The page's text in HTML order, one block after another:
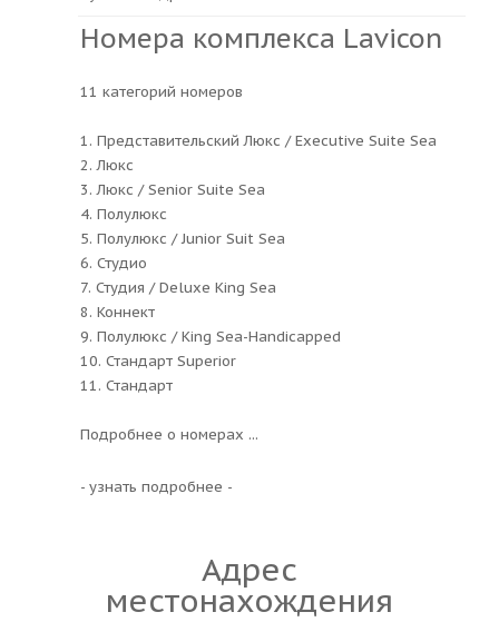
Номера комплекса Lavicon
11 категорий номеров
1. Представительский Люкс / Executive Suite Sea
2. Люкс
3. Люкс / Senior Suite Sea
4. Полулюкс
5. Полулюкс / Junior Suit Sea
6. Студио
7. Студия / Deluxe King Sea
8. Коннект
9. Полулюкс / King Sea-Handicapped
10. Стандарт Superior
11. Стандарт
Подробнее о номерах ...
- узнать подробнее -
Адрес
местонахождения